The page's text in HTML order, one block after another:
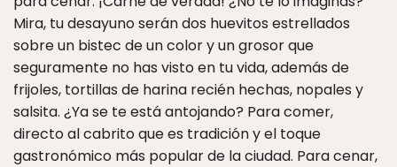
Mira, tu desayuno serán dos huevitos estrellados
sobre un bistec de un color y un grosor que
seguramente no has visto en tu vida, además de
frijoles, tortillas de harina recién hechas, nopales y
salsita. ¿Ya se te está antojando? Para comer,
directo al cabrito que es tradición y el toque
gastronómico más popular de la ciudad. Para cenar,